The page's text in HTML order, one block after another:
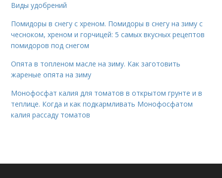
Виды удобрений
Помидоры в снегу с хреном. Помидоры в снегу на зиму с
чесноком, хреном и горчицей: 5 самых вкусных рецептов
помидоров под снегом
Опята в топленом масле на зиму. Как заготовить
жареные опята на зиму
Монофосфат калия для томатов в открытом грунте и в
теплице. Когда и как подкармливать Монофосфатом
калия рассаду томатов